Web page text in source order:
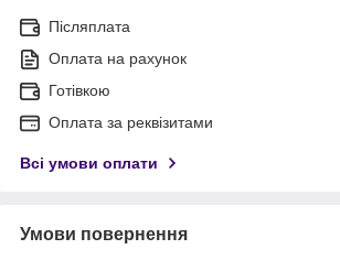
Післяплата
Оплата на рахунок
Готівкою
Оплата за реквізитами
Всі умови оплати
Умови повернення